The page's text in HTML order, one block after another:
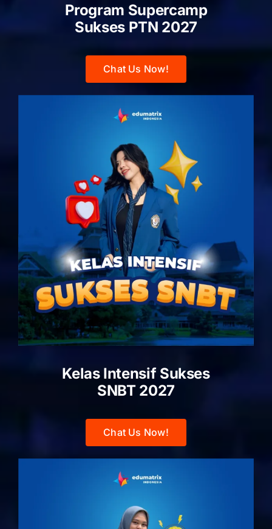
Program Supercamp
Sukses PTN 2027
Chat Us Now!
Kelas Intensif Sukses
SNBT 2027
Chat Us Now!